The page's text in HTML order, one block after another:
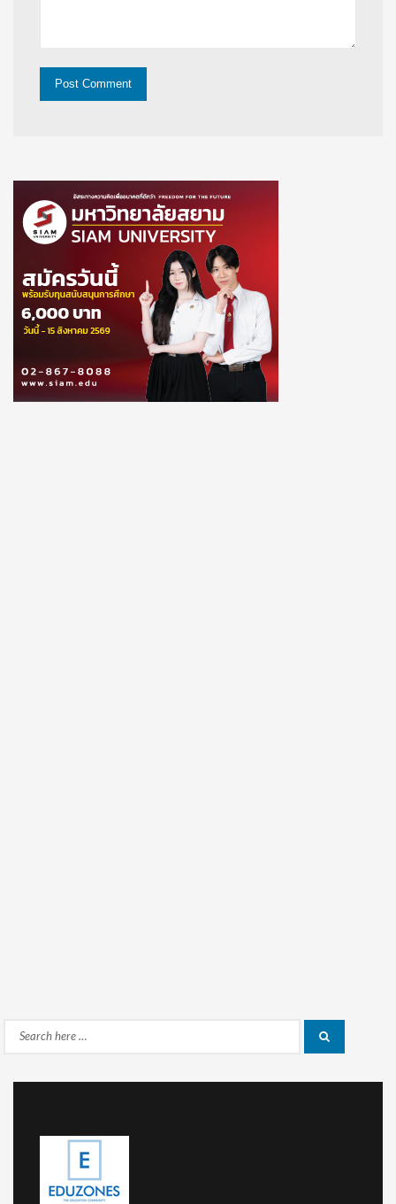
Search